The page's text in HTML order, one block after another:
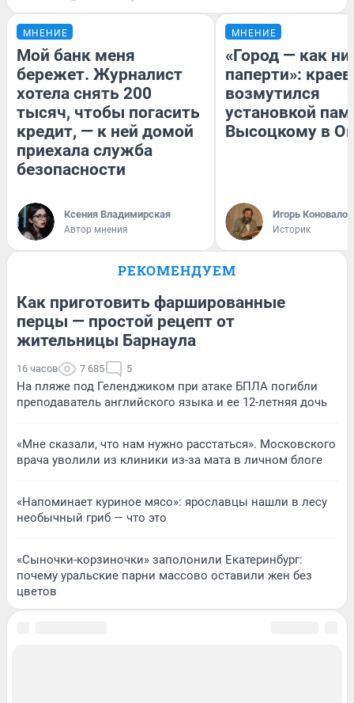
МНЕНИЕ
Мой банк меня
бережет. Журналист
хотела снять 200
тысяч, чтобы погасить
кредит, — к ней домой
приехала служба
безопасности
Ксения Владимирская
Автор мнения
МНЕНИЕ
«Город — как
паперти»:
возмутился
установкой
Высоцкому в
Игорь Коновалов
Историк
РЕКОМЕНДУЕМ
Как приготовить фаршированные
перцы — простой рецепт от
жительницы Барнаула
16 часов 7 685 5
На пляже под Геленджиком при атаке БПЛА погибли
преподаватель английского языка и ее 12-летняя дочь
«Мне сказали, что нам нужно расстаться». Московского
врача уволили из клиники из-за мата в личном блоге
«Напоминает куриное мясо»: ярославцы нашли в лесу
необычный гриб — что это
«Сыночки-корзиночки» заполонили Екатеринбург:
почему уральские парни массово оставили жен без
цветов